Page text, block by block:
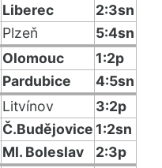
Liberec
2:3sn
Plzeň
5:4sn
Olomouc
1:2p
Pardubice
4:5sn
Litvínov
3:2p
Č.Budějovice 1:2sn
Ml. Boleslav
2:3p